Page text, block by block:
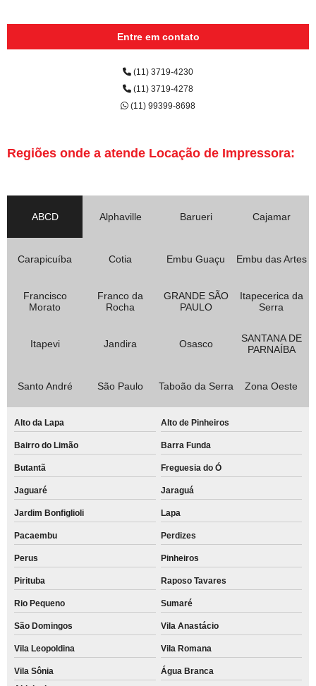
Entre em contato
(11) 3719-4230
(11) 3719-4278
(11) 99399-8698
Regiões onde a atende Locação de Impressora:
ABCD Alphaville Barueri Cajamar
Carapicuíba Cotia Embu Guaçu Embu das Artes
Francisco
Morato
Franco da
Rocha
GRANDE SÃO
PAULO
Itapecerica da
Serra
Itapevi Jandira Osasco
SANTANA DE
PARNAÍBA
Santo André São Paulo Taboão da Serra Zona Oeste
Alto da Lapa Alto de Pinheiros
Bairro do Limão Barra Funda
Butantã Freguesia do Ó
Jaguaré Jaraguá
Jardim Bonfiglioli Lapa
Pacaembu Perdizes
Perus Pinheiros
Pirituba Raposo Tavares
Rio Pequeno Sumaré
São Domingos Vila Anastácio
Vila Leopoldina Vila Romana
Vila Sônia
Água Branca